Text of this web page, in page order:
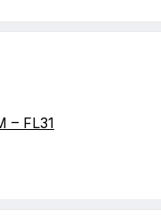
– FL31